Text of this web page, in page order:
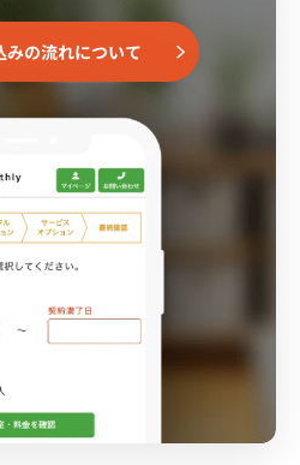
みの流れについて